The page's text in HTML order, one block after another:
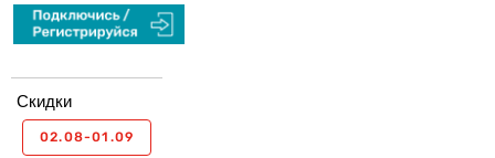
Скидки
02.08-01.09